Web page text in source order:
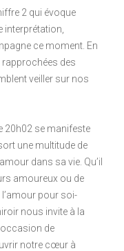
2 qui évoque
interprétation,
ce moment. En
des
veiller sur nos
20h02 se manifeste
une multitude de
dans sa vie. Qu’il
amoureux ou de
pour soi-
nous invite à la
occasion de
notre cœur à